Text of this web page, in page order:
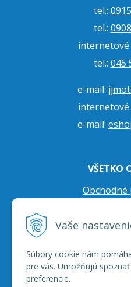
Vaše
Súbory cookie nám
pre vás. Umožňujú
preferencie.
tel.:
tel.:
internetové
tel.: 045
e-mail:
internetové
e-mail:
VŠETKO
Prepravné